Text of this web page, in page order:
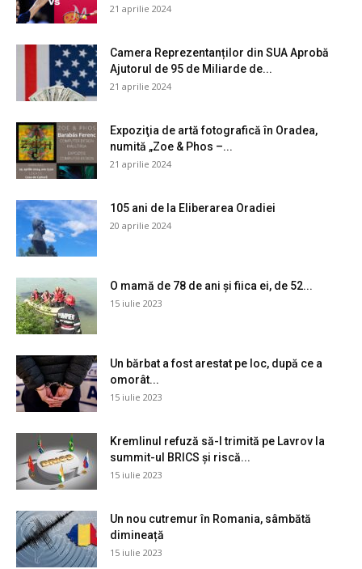
21 aprilie 2024
Camera Reprezentanților din SUA Aprobă
Ajutorul de 95 de Miliarde de...
21 aprilie 2024
Expoziţia de artă fotografică în Oradea,
numită „Zoe & Phos –...
21 aprilie 2024
105 ani de la Eliberarea Oradiei
20 aprilie 2024
O mamă de 78 de ani și fiica ei, de 52...
15 iulie 2023
Un bărbat a fost arestat pe loc, după ce a
omorât...
15 iulie 2023
Kremlinul refuză să-l trimită pe Lavrov la
summit-ul BRICS și riscă...
15 iulie 2023
Un nou cutremur în Romania, sâmbătă
dimineață
15 iulie 2023